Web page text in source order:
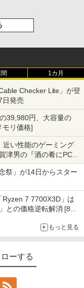
1カ月
Checker Lite」が登
日発売
39,980円、大容量の
モリ価格]
近い性能のゲーミング
津男の『酒の肴にPCゲ
祭」が14日からスター
7 7700X3D」は
との価格逆転解消 [8月
もっと見る
ーする